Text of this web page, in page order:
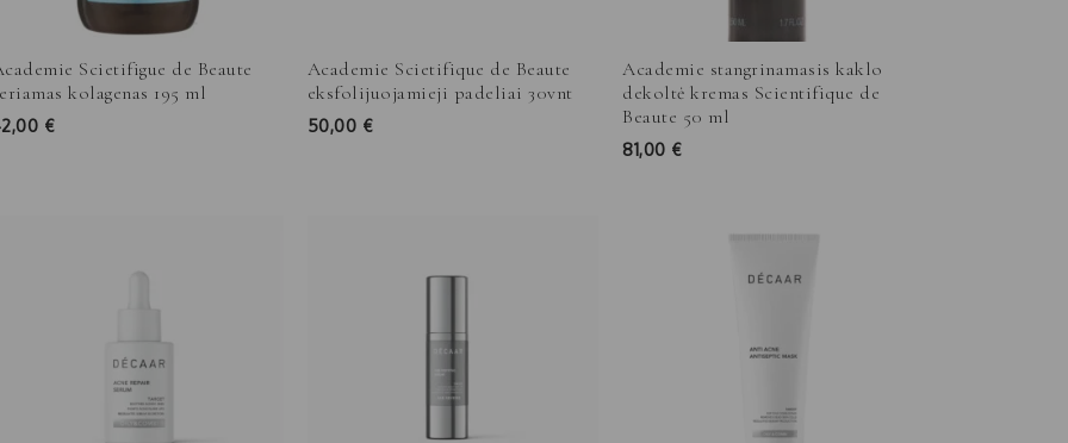
Scietifigue de Beaute
kolagenas 195 ml
€
Academie Scietifique de Beaute
eksfolijuojamieji padeliai 30vnt
50,00 €
Academie stangrinamasis kaklo
dekoltė kremas Scientifique de
Beaute 50 ml
81,00 €
49,00 €
87,00 €
through